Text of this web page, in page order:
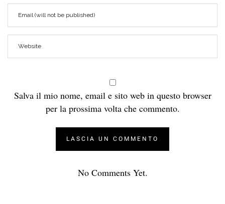
Salva il mio nome, email e sito web in questo browser
per la prossima volta che commento.
No Comments Yet.